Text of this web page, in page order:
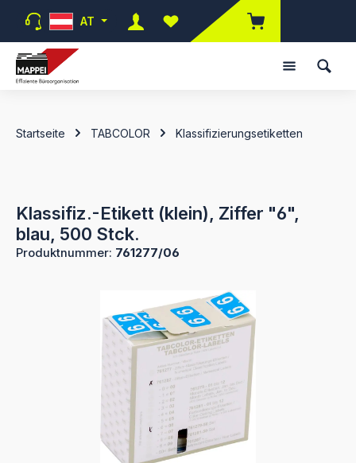
Zum Hauptinhalt springen
AT
Du hast 0 Produkte auf dem
Startseite TABCOLOR Klassifizierungsetiketten
Klassifiz.-Etikett (klein), Ziffer "6",
blau, 500 Stck.
Produktnummer: 761277/06